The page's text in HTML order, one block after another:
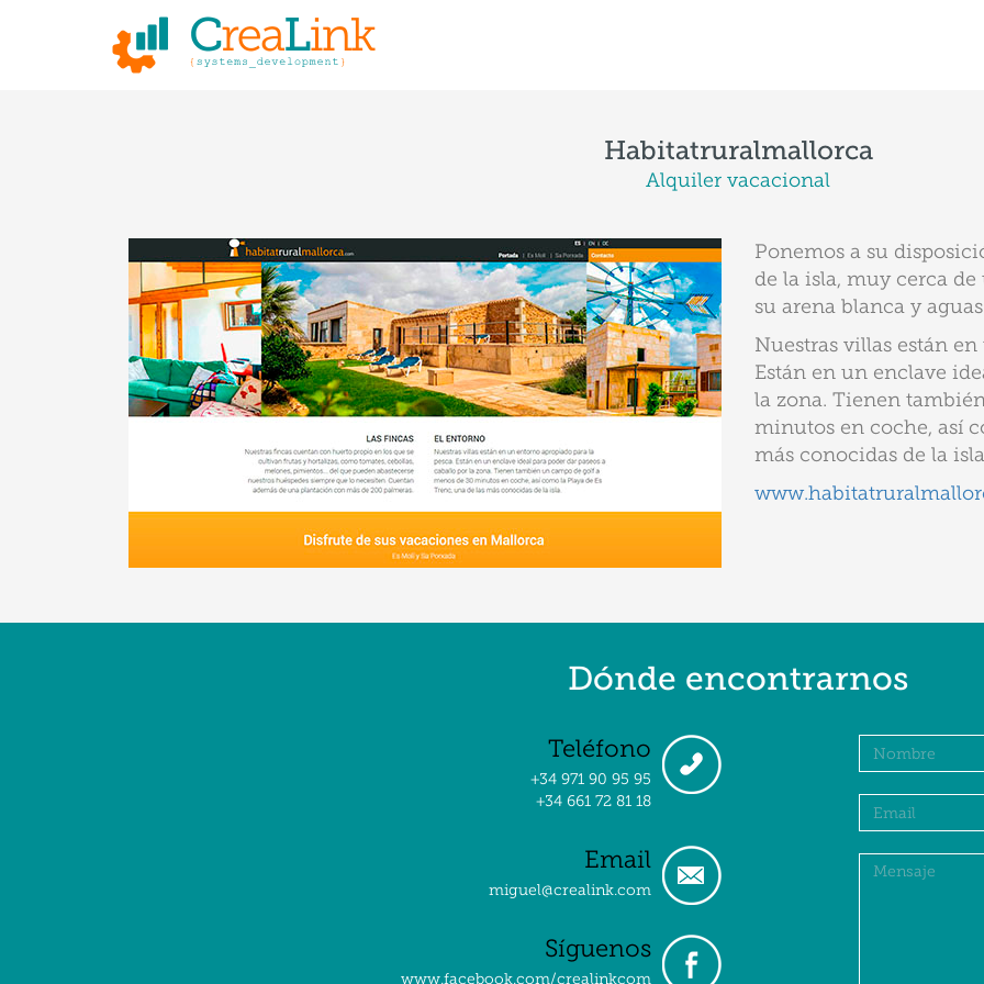
Habitatruralmallorca
Alquiler vacacional
Ponemos a su
de la isla, muy cerca
su arena blanca y
Nuestras villas están
Están en un enclave
la zona. Tienen
minutos en coche, así
más conocidas de la
Dónde encontrarnos
Teléfono
+34 971 90 95 95
+34 661 72 81 18
Email
miguel@crealink.com
Síguenos
www.facebook.com/crealinkcom